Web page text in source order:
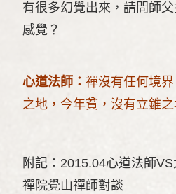
有很多幻覺出來，請問師
感覺？
心道法師： 禪沒有任何境
之地，今年貧，沒有立錐之
附記：2015.04心道法師
禪院覺山禪師對談